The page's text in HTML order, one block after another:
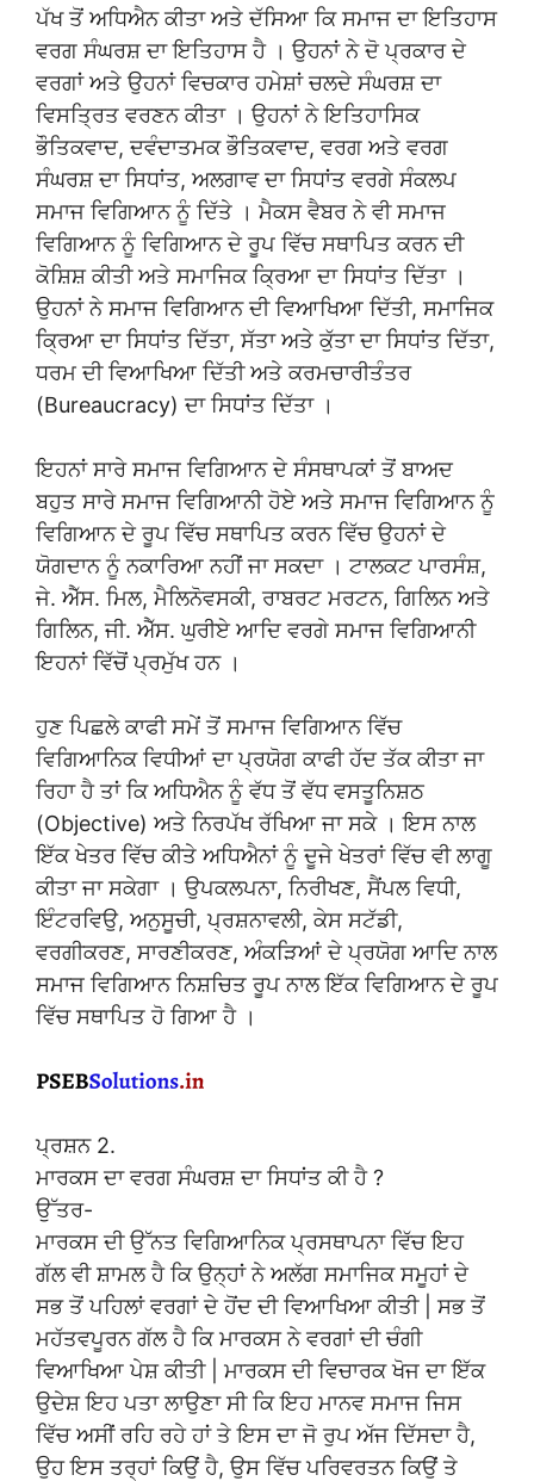
ਪੱਖ ਤੋਂ ਅਧਿਐਨ ਕੀਤਾ ਅਤੇ ਦੱਸਿਆ ਕਿ ਸਮਾਜ ਦਾ ਇਤਿਹਾਸ
ਵਰਗ ਸੰਘਰਸ਼ ਦਾ ਇਤਿਹਾਸ ਹੈ । ਉਹਨਾਂ ਨੇ ਦੋ ਪ੍ਰਕਾਰ ਦੇ
ਵਰਗਾਂ ਅਤੇ ਉਹਨਾਂ ਵਿਚਕਾਰ ਹਮੇਸ਼ਾਂ ਚਲਦੇ ਸੰਘਰਸ਼ ਦਾ
ਵਿਸਤ੍ਰਿਤ ਵਰਣਨ ਕੀਤਾ । ਉਹਨਾਂ ਨੇ ਇਤਿਹਾਸਿਕ
ਭੌਤਿਕਵਾਦ, ਦਵੰਦਾਤਮਕ ਭੌਤਿਕਵਾਦ, ਵਰਗ ਅਤੇ ਵਰਗ
ਸੰਘਰਸ਼ ਦਾ ਸਿਧਾਂਤ, ਅਲਗਾਵ ਦਾ ਸਿਧਾਂਤ ਵਰਗੇ ਸੰਕਲਪ
ਸਮਾਜ ਵਿਗਿਆਨ ਨੂੰ ਦਿੱਤੇ । ਮੈਕਸ ਵੈਬਰ ਨੇ ਵੀ ਸਮਾਜ
ਵਿਗਿਆਨ ਨੂੰ ਵਿਗਿਆਨ ਦੇ ਰੂਪ ਵਿੱਚ ਸਥਾਪਿਤ ਕਰਨ ਦੀ
ਕੋਸ਼ਿਸ਼ ਕੀਤੀ ਅਤੇ ਸਮਾਜਿਕ ਕ੍ਰਿਆ ਦਾ ਸਿਧਾਂਤ ਦਿੱਤਾ ।
ਉਹਨਾਂ ਨੇ ਸਮਾਜ ਵਿਗਿਆਨ ਦੀ ਵਿਆਖਿਆ ਦਿੱਤੀ, ਸਮਾਜਿਕ
ਕ੍ਰਿਆ ਦਾ ਸਿਧਾਂਤ ਦਿੱਤਾ, ਸੱਤਾ ਅਤੇ ਕੁੱਤਾ ਦਾ ਸਿਧਾਂਤ ਦਿੱਤਾ,
ਧਰਮ ਦੀ ਵਿਆਖਿਆ ਦਿੱਤੀ ਅਤੇ ਕਰਮਚਾਰੀਤੰਤਰ
(Bureaucracy) ਦਾ ਸਿਧਾਂਤ ਦਿੱਤਾ ।
ਇਹਨਾਂ ਸਾਰੇ ਸਮਾਜ ਵਿਗਿਆਨ ਦੇ ਸੰਸਥਾਪਕਾਂ ਤੋਂ ਬਾਅਦ
ਬਹੁਤ ਸਾਰੇ ਸਮਾਜ ਵਿਗਿਆਨੀ ਹੋਏ ਅਤੇ ਸਮਾਜ ਵਿਗਿਆਨ ਨੂੰ
ਵਿਗਿਆਨ ਦੇ ਰੂਪ ਵਿੱਚ ਸਥਾਪਿਤ ਕਰਨ ਵਿੱਚ ਉਹਨਾਂ ਦੇ
ਯੋਗਦਾਨ ਨੂੰ ਨਕਾਰਿਆ ਨਹੀਂ ਜਾ ਸਕਦਾ । ਟਾਲਕਟ ਪਾਰਸੰਸ਼,
ਜੇ. ਐੱਸ. ਮਿਲ, ਮੈਲਿਨੋਵਸਕੀ, ਰਾਬਰਟ ਮਰਟਨ, ਗਿਲਿਨ ਅਤੇ
ਗਿਲਿਨ, ਜੀ. ਐੱਸ. ਘੁਰੀਏ ਆਦਿ ਵਰਗੇ ਸਮਾਜ ਵਿਗਿਆਨੀ
ਇਹਨਾਂ ਵਿੱਚੋਂ ਪ੍ਰਮੁੱਖ ਹਨ ।
ਹੁਣ ਪਿਛਲੇ ਕਾਫੀ ਸਮੇਂ ਤੋਂ ਸਮਾਜ ਵਿਗਿਆਨ ਵਿੱਚ
ਵਿਗਿਆਨਿਕ ਵਿਧੀਆਂ ਦਾ ਪ੍ਰਯੋਗ ਕਾਫੀ ਹੱਦ ਤੱਕ ਕੀਤਾ ਜਾ
ਰਿਹਾ ਹੈ ਤਾਂ ਕਿ ਅਧਿਐਨ ਨੂੰ ਵੱਧ ਤੋਂ ਵੱਧ ਵਸਤੂਨਿਸ਼ਠ
(Objective) ਅਤੇ ਨਿਰਪੱਖ ਰੱਖਿਆ ਜਾ ਸਕੇ । ਇਸ ਨਾਲ
ਇੱਕ ਖੇਤਰ ਵਿੱਚ ਕੀਤੇ ਅਧਿਐਨਾਂ ਨੂੰ ਦੂਜੇ ਖੇਤਰਾਂ ਵਿੱਚ ਵੀ ਲਾਗੂ
ਕੀਤਾ ਜਾ ਸਕੇਗਾ । ਉਪਕਲਪਨਾ, ਨਿਰੀਖਣ, ਸੈਂਪਲ ਵਿਧੀ,
ਇੰਟਰਵਿਉ, ਅਨੁਸੂਚੀ, ਪ੍ਰਸ਼ਨਾਵਲੀ, ਕੇਸ ਸਟੱਡੀ,
ਵਰਗੀਕਰਣ, ਸਾਰਣੀਕਰਣ, ਅੰਕੜਿਆਂ ਦੇ ਪ੍ਰਯੋਗ ਆਦਿ ਨਾਲ
ਸਮਾਜ ਵਿਗਿਆਨ ਨਿਸ਼ਚਿਤ ਰੂਪ ਨਾਲ ਇੱਕ ਵਿਗਿਆਨ ਦੇ ਰੂਪ
ਵਿੱਚ ਸਥਾਪਿਤ ਹੋ ਗਿਆ ਹੈ ।
ਪ੍ਰਸ਼ਨ 2.
ਮਾਰਕਸ ਦਾ ਵਰਗ ਸੰਘਰਸ਼ ਦਾ ਸਿਧਾਂਤ ਕੀ ਹੈ ?
ਉੱਤਰ-
ਮਾਰਕਸ ਦੀ ਉੱਨਤ ਵਿਗਿਆਨਿਕ ਪ੍ਰਸਥਾਪਨਾ ਵਿੱਚ ਇਹ
ਗੱਲ ਵੀ ਸ਼ਾਮਲ ਹੈ ਕਿ ਉਨ੍ਹਾਂ ਨੇ ਅਲੱਗ ਸਮਾਜਿਕ ਸਮੂਹਾਂ ਦੇ
ਸਭ ਤੋਂ ਪਹਿਲਾਂ ਵਰਗਾਂ ਦੇ ਹੋਂਦ ਦੀ ਵਿਆਖਿਆ ਕੀਤੀ | ਸਭ ਤੋਂ
ਮਹੱਤਵਪੂਰਨ ਗੱਲ ਹੈ ਕਿ ਮਾਰਕਸ ਨੇ ਵਰਗਾਂ ਦੀ ਚੰਗੀ
ਵਿਆਖਿਆ ਪੇਸ਼ ਕੀਤੀ | ਮਾਰਕਸ ਦੀ ਵਿਚਾਰਕ ਖੋਜ ਦਾ ਇੱਕ
ਉਦੇਸ਼ ਇਹ ਪਤਾ ਲਾਉਣਾ ਸੀ ਕਿ ਇਹ ਮਾਨਵ ਸਮਾਜ ਜਿਸ
ਵਿੱਚ ਅਸੀਂ ਰਹਿ ਰਹੇ ਹਾਂ ਤੇ ਇਸ ਦਾ ਜੋ ਰੁਪ ਅੱਜ ਦਿੱਸਦਾ ਹੈ,
ਉਹ ਇਸ ਤਰ੍ਹਾਂ ਕਿਉਂ ਹੈ, ਉਸ ਵਿੱਚ ਪਰਿਵਰਤਨ ਕਿਉਂ ਤੇ